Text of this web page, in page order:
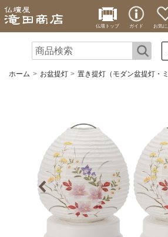
仏壇トップ ガイド お気に
ホーム お盆提灯 置き提灯（モダン盆提灯・